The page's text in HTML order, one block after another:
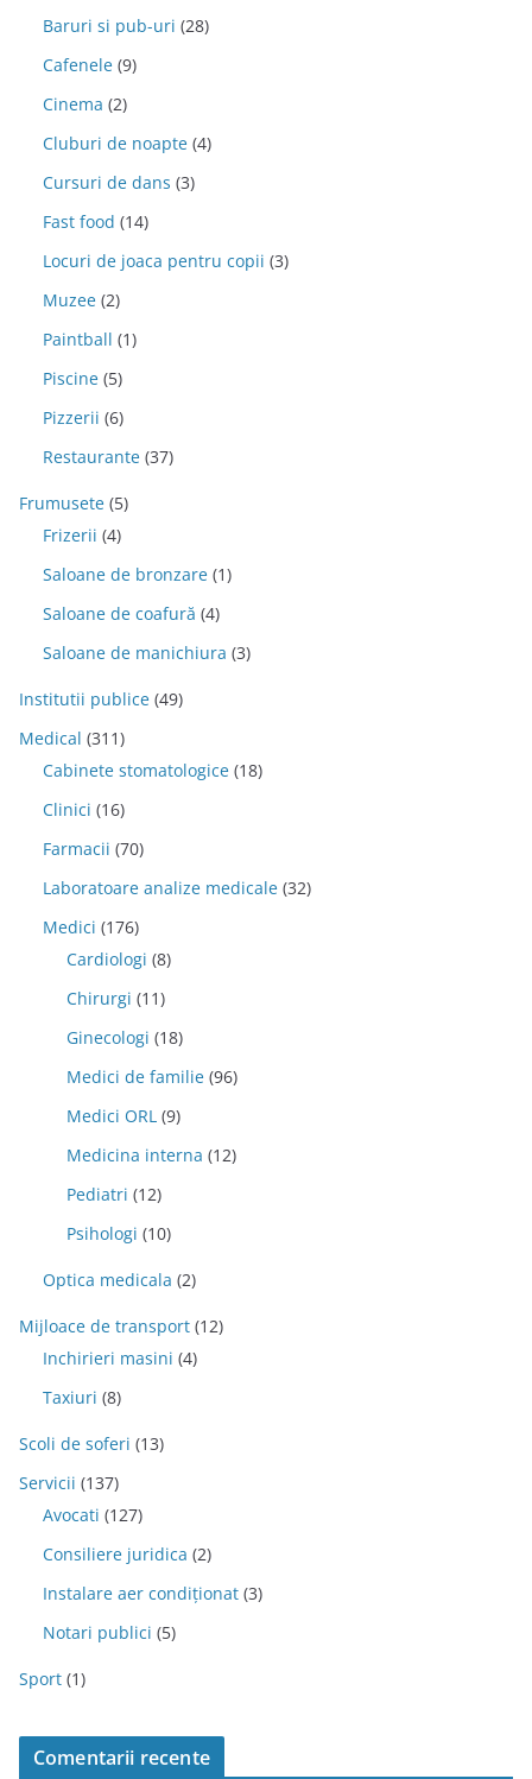
Baruri si pub-uri (28)
Cafenele (9)
Cinema (2)
Cluburi de noapte (4)
Cursuri de dans (3)
Fast food (14)
Locuri de joaca pentru copii (3)
Muzee (2)
Paintball (1)
Piscine (5)
Pizzerii (6)
Restaurante (37)
Frumusete (5)
Frizerii (4)
Saloane de bronzare (1)
Saloane de coafură (4)
Saloane de manichiura (3)
Institutii publice (49)
Medical (311)
Cabinete stomatologice (18)
Clinici (16)
Farmacii (70)
Laboratoare analize medicale (32)
Medici (176)
Cardiologi (8)
Chirurgi (11)
Ginecologi (18)
Medici de familie (96)
Medici ORL (9)
Medicina interna (12)
Pediatri (12)
Psihologi (10)
Optica medicala (2)
Mijloace de transport (12)
Inchirieri masini (4)
Taxiuri (8)
Scoli de soferi (13)
Servicii (137)
Avocati (127)
Consiliere juridica (2)
Instalare aer condiționat (3)
Notari publici (5)
Sport (1)
Comentarii recente